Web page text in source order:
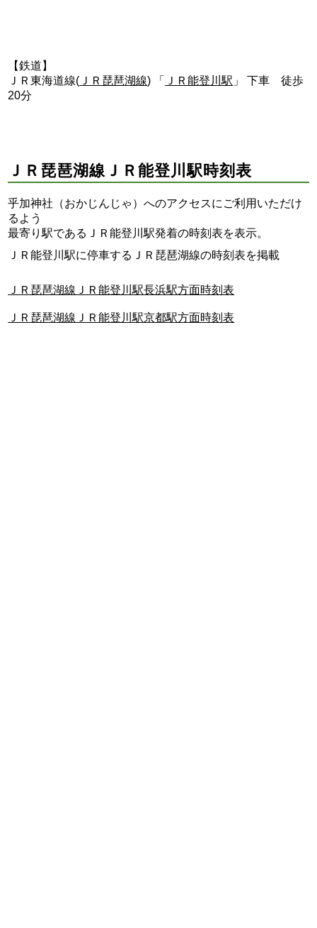
【鉄道】
ＪＲ東海道線( ＪＲ琵琶湖線) 「 ＪＲ能登川駅 」 下車 徒歩
20分
ＪＲ琵琶湖線ＪＲ能登川駅時刻表
乎加神社（おかじんじゃ）へのアクセスにご利用いただけ
るよう
最寄り駅であるＪＲ能登川駅発着の時刻表を表示。
ＪＲ能登川駅に停車するＪＲ琵琶湖線の時刻表を掲載
ＪＲ琵琶湖線ＪＲ能登川駅長浜駅方面時刻表
ＪＲ琵琶湖線ＪＲ能登川駅京都駅方面時刻表